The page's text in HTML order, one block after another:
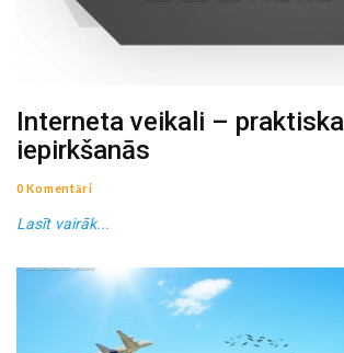
Interneta veikali – praktiska
iepirkšanās
0 Komentāri
Lasīt vairāk...